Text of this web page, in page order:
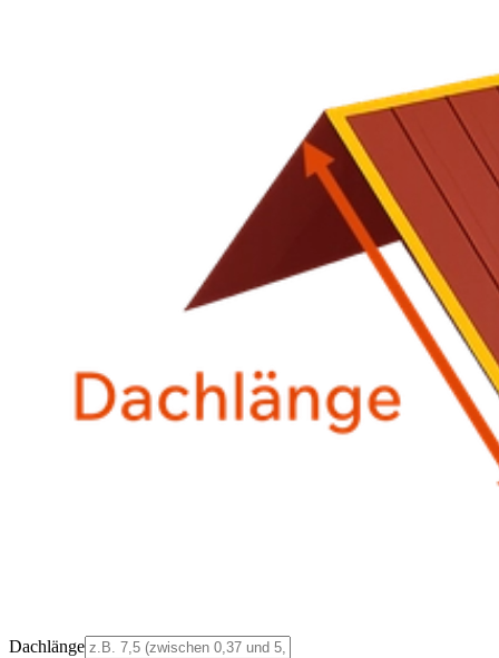
Dachlänge